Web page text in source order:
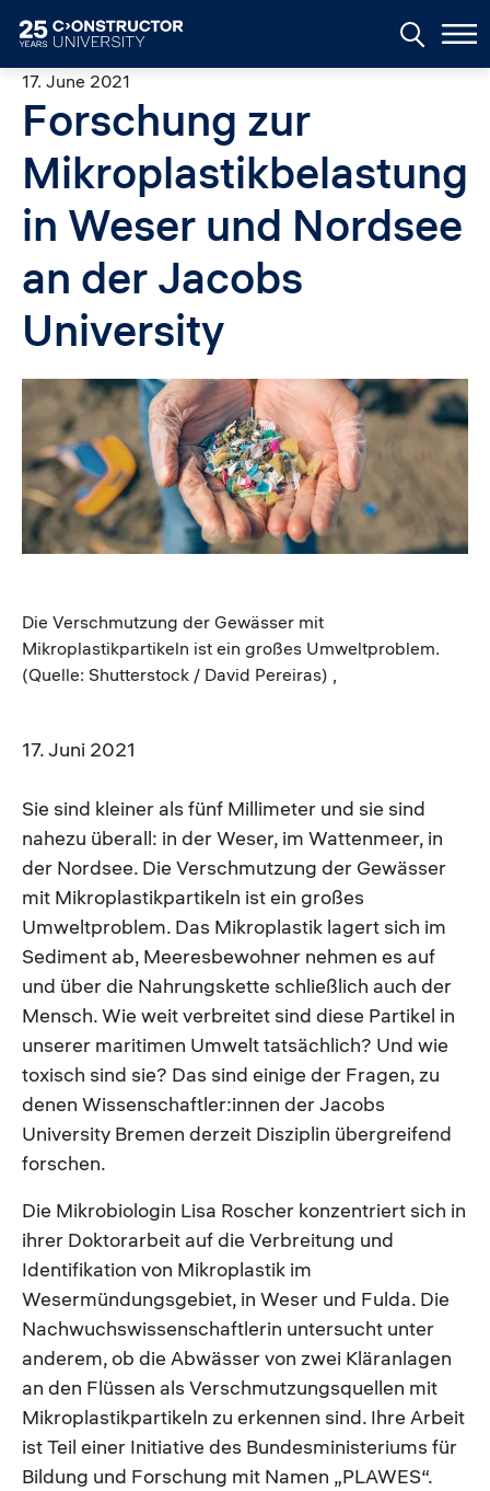
17. June 2021
Forschung zur
Mikroplastikbelastung
in Weser und Nordsee
an der Jacobs
University
Die Verschmutzung der Gewässer mit
Mikroplastikpartikeln ist ein großes Umweltproblem.
(Quelle: Shutterstock / David Pereiras) ,
17. Juni 2021
Sie sind kleiner als fünf Millimeter und sie sind
nahezu überall: in der Weser, im Wattenmeer, in
der Nordsee. Die Verschmutzung der Gewässer
mit Mikroplastikpartikeln ist ein großes
Umweltproblem. Das Mikroplastik lagert sich im
Sediment ab, Meeresbewohner nehmen es auf
und über die Nahrungskette schließlich auch der
Mensch. Wie weit verbreitet sind diese Partikel in
unserer maritimen Umwelt tatsächlich? Und wie
toxisch sind sie? Das sind einige der Fragen, zu
denen Wissenschaftler:innen der Jacobs
University Bremen derzeit Disziplin übergreifend
forschen.
Die Mikrobiologin Lisa Roscher konzentriert sich in
ihrer Doktorarbeit auf die Verbreitung und
Identifikation von Mikroplastik im
Wesermündungsgebiet, in Weser und Fulda. Die
Nachwuchswissenschaftlerin untersucht unter
anderem, ob die Abwässer von zwei Kläranlagen
an den Flüssen als Verschmutzungsquellen mit
Mikroplastikpartikeln zu erkennen sind. Ihre Arbeit
ist Teil einer Initiative des Bundesministeriums für
Bildung und Forschung mit Namen „PLAWES“.